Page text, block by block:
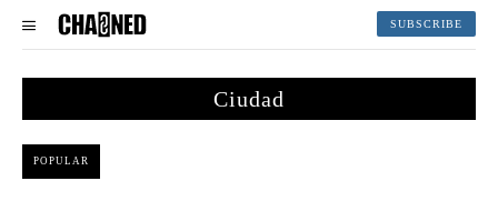
SUBSCRIBE
Ciudad
POPULAR